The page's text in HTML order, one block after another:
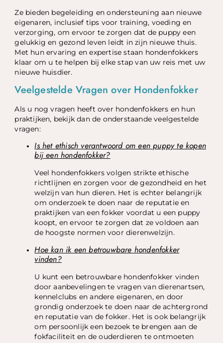
Ze bieden begeleiding en ondersteuning aan nieuwe
eigenaren, inclusief tips voor training, voeding en
verzorging, om ervoor te zorgen dat de puppy een
gelukkig en gezond leven leidt in zijn nieuwe thuis.
Met hun ervaring en expertise staan hondenfokkers
klaar om u te helpen bij elke stap van uw reis met uw
nieuwe huisdier.
Veelgestelde Vragen over Hondenfokker
Als u nog vragen heeft over hondenfokkers en hun
praktijken, bekijk dan de onderstaande veelgestelde
vragen:
Is het ethisch verantwoord om een puppy te kopen
bij een hondenfokker?
Veel hondenfokkers volgen strikte ethische
richtlijnen en zorgen voor de gezondheid en het
welzijn van hun dieren. Het is echter belangrijk
om onderzoek te doen naar de reputatie en
praktijken van een fokker voordat u een puppy
koopt, en ervoor te zorgen dat ze voldoen aan
de hoogste normen voor dierenwelzijn.
Hoe kan ik een betrouwbare hondenfokker
vinden?
U kunt een betrouwbare hondenfokker vinden
door aanbevelingen te vragen van dierenartsen,
kennelclubs en andere eigenaren, en door
grondig onderzoek te doen naar de achtergrond
en reputatie van de fokker. Het is ook belangrijk
om persoonlijk een bezoek te brengen aan de
fokfaciliteit en de ouderdieren te ontmoeten